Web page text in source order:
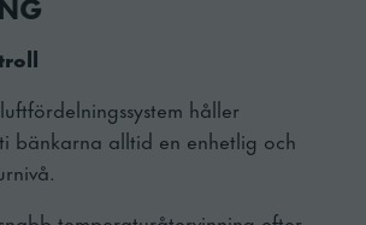
håller
bänkarna alltid en enhetlig och